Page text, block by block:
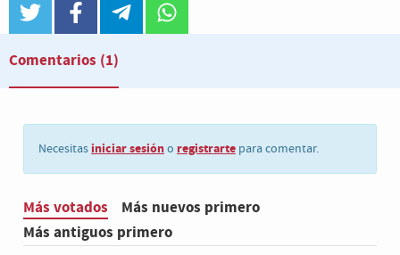
twitter facebook telegram
Comentarios (1)
Necesitas iniciar sesióno registrarte para comentar.
Más votados
Más nuevos primero
Más antiguos primero